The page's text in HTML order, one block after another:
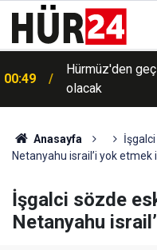
00:49
Hürmüz'den
olacak
Anasayfa
Netanyahu israil’i yok etmek
İşgalci sözde
Netanyahu